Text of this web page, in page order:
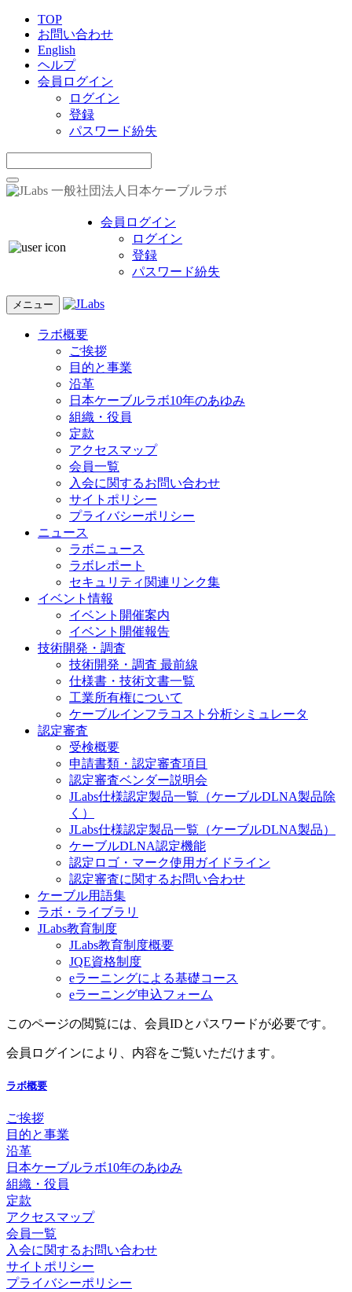
TOP
お問い合わせ
English
ヘルプ
会員ログイン
ログイン
登録
パスワード紛失
一般社団法人日本ケーブルラボ
会員ログイン
ログイン
登録
パスワード紛失
メニュー
ラボ概要
ご挨拶
目的と事業
沿革
日本ケーブルラボ10年のあゆみ
組織・役員
定款
アクセスマップ
会員一覧
入会に関するお問い合わせ
サイトポリシー
プライバシーポリシー
ニュース
ラボニュース
ラボレポート
セキュリティ関連リンク集
イベント情報
イベント開催案内
イベント開催報告
技術開発・調査
技術開発・調査 最前線
仕様書・技術文書一覧
工業所有権について
ケーブルインフラコスト分析シミュレータ
認定審査
受検概要
申請書類・認定審査項目
認定審査ベンダー説明会
JLabs仕様認定製品一覧（ケーブルDLNA製品除
く）
JLabs仕様認定製品一覧（ケーブルDLNA製品）
ケーブルDLNA認定機能
認定ロゴ・マーク使用ガイドライン
認定審査に関するお問い合わせ
ケーブル用語集
ラボ・ライブラリ
JLabs教育制度
JLabs教育制度概要
JQE資格制度
eラーニングによる基礎コース
eラーニング申込フォーム
このページの閲覧には、会員IDとパスワードが必要です。
会員ログインにより、内容をご覧いただけます。
ラボ概要
ご挨拶
目的と事業
沿革
日本ケーブルラボ10年のあゆみ
組織・役員
定款
アクセスマップ
会員一覧
入会に関するお問い合わせ
サイトポリシー
プライバシーポリシー